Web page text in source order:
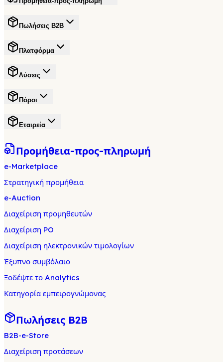
Πωλήσεις B2B
Πλατφόρμα
Λύσεις
Πόροι
Εταιρεία
Προμήθεια-προς-πληρωμή
e-Marketplace
Στρατηγική προμήθεια
e-Auction
Διαχείριση προμηθευτών
Διαχείριση PO
Διαχείριση ηλεκτρονικών τιμολογίων
Έξυπνο συμβόλαιο
Ξοδέψτε το Analytics
Κατηγορία εμπειρογνώμονας
Πωλήσεις B2B
B2B-e-Store
Διαχείριση προτάσεων